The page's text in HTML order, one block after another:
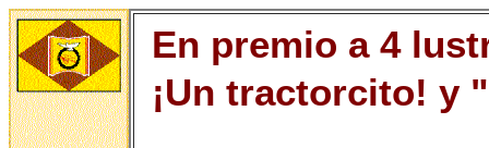
En premio a 4
¡Un tractorcito! y